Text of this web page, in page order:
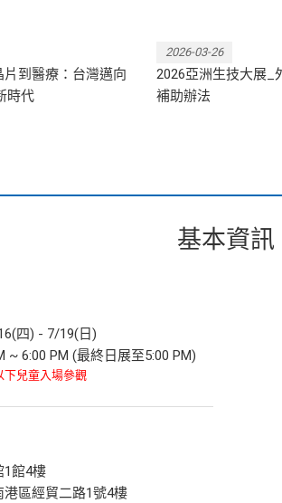
到醫療：台灣邁向
時代
2026-03-26
2026亞洲生技大展_
補助辦法
基本資訊
四) - 7/19(日)
~ 6:00 PM (最終日展至5:00 PM)
兒童入場參觀
1館4樓
區經貿二路1號4樓